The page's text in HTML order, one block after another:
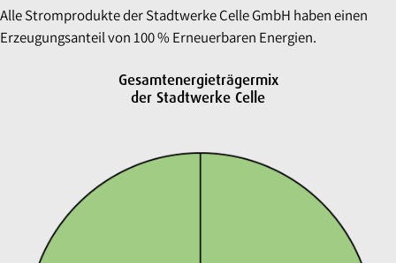
Alle Stromprodukte der Stadtwerke Celle GmbH haben einen
Erzeugungsanteil von 100 % Erneuerbaren Energien.
Gesamtenergieträgermix
der Stadtwerke Celle